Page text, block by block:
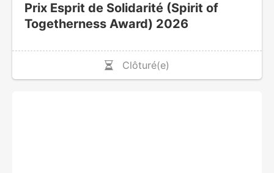
Prix Esprit de Solidarité (Spirit of
Togetherness Award) 2026
Clôturé(e)